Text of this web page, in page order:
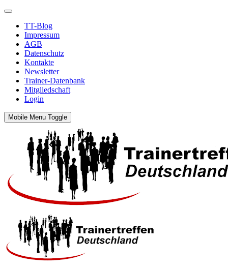
TT-Blog
Impressum
AGB
Datenschutz
Kontakte
Newsletter
Trainer-Datenbank
Mitgliedschaft
Login
Mobile Menu Toggle